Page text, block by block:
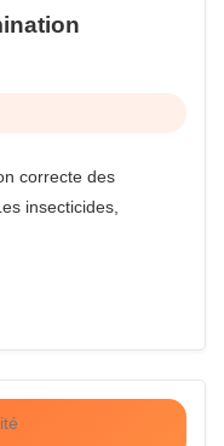
correcte des
insecticides,